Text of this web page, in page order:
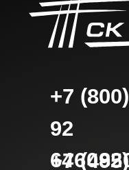
Согласие на обработку
персональных данных